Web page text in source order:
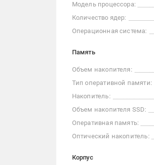
Модель процессора:
Количество ядер:
Операционная система:
Память
Объем накопителя:
Тип оперативной памяти:
Накопитель:
Объем накопителя SSD:
Оперативная память:
Оптический накопитель:
Корпус